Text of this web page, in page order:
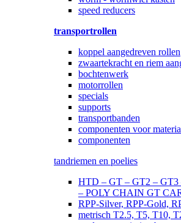
speed reducers
transportrollen
koppel aangedreven rollen
zwaartekracht en riem
bochtenwerk
motorrollen
specials
supports
transportbanden
componenten voor
componenten
tandriemen en poelies
HTD – GT – GT2 –
– POLY CHAIN GT
RPP-Silver, RPP-Gold,
metrisch T2.5, T5, T10,